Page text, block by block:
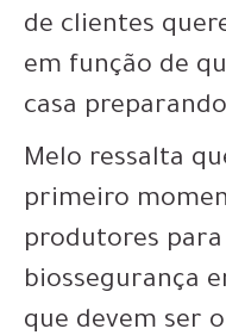
de clientes
em função de
casa
Melo ressalta
primeiro
produtores
biossegurança
que devem ser